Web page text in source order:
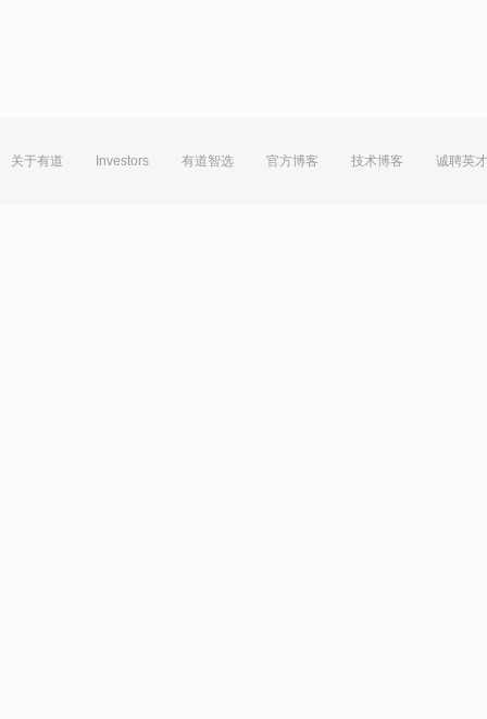
关于有道 Investors 有道智选 官方博客 技术博客 诚聘英才